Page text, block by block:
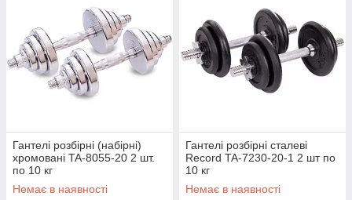
Гантелі розбірні (набірні)
хромовані TA-8055-20 2 шт.
по 10 кг
Немає в наявності
Гантелі розбірні сталеві
Record TA-7230-20-1 2 шт по
10 кг
Немає в наявності